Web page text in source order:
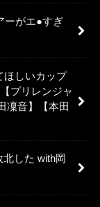
ーがエ●すぎ
ほしいカップ
プリレンジャ
凜音】【本田
北した with岡